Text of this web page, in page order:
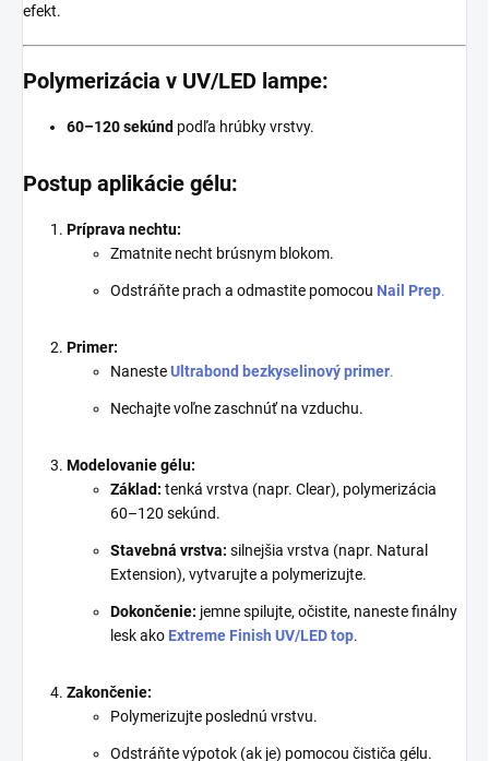
efekt.
Polymerizácia v UV/LED lampe:
60–120 sekúnd podľa hrúbky vrstvy.
Postup aplikácie gélu:
Príprava nechtu:
Zmatnite necht brúsnym blokom.
Odstráňte prach a odmastite pomocou Nail Prep.
Primer:
NanesteUltrabond bezkyselinový primer.
Nechajte voľne zaschnúť na vzduchu.
Modelovanie gélu:
Základ: tenká vrstva (napr. Clear), polymerizácia
60–120 sekúnd.
Stavebná vrstva: silnejšia vrstva (napr. Natural
Extension), vytvarujte a polymerizujte.
Dokončenie: jemne spilujte, očistite, naneste finálny
lesk ako Extreme Finish UV/LED top.
Zakončenie:
Polymerizujte poslednú vrstvu.
Odstráňte výpotok (ak je) pomocou čističa gélu.